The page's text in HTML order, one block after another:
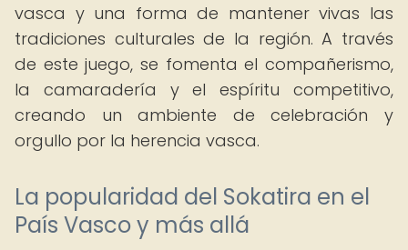
vasca y una forma de mantener vivas las
tradiciones culturales de la región. A través
de este juego, se fomenta el compañerismo,
la camaradería y el espíritu competitivo,
creando un ambiente de celebración y
orgullo por la herencia vasca.
La popularidad del Sokatira en el
País Vasco y más allá